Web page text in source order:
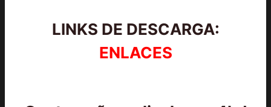
LINKS DE DESCARGA:
ENLACES